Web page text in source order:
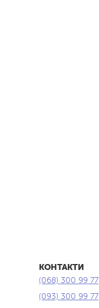
КОНТАКТИ
(068) 300 99 77
(093) 300 99 77